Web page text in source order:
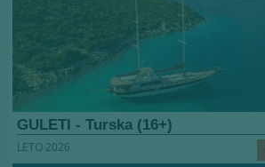
GULETI - Turska (16+)
LETO 2026